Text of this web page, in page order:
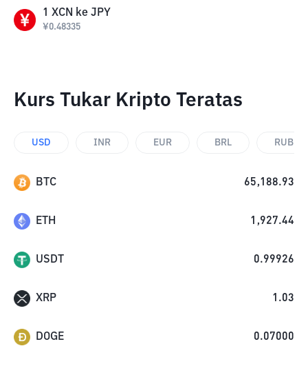
1 XCN ke JPY
¥0.48335
Kurs Tukar Kripto Teratas
USD INR EUR BRL RUB
BTC 65,188.93
ETH 1,927.44
USDT 0.99926
XRP 1.03
DOGE 0.07000